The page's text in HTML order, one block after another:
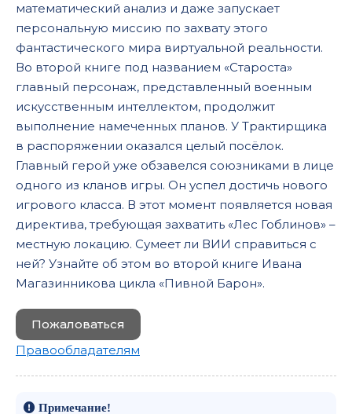
математический анализ и даже запускает
персональную миссию по захвату этого
фантастического мира виртуальной реальности.
Во второй книге под названием «Староста»
главный персонаж, представленный военным
искусственным интеллектом, продолжит
выполнение намеченных планов. У Трактирщика
в распоряжении оказался целый посёлок.
Главный герой уже обзавелся союзниками в лице
одного из кланов игры. Он успел достичь нового
игрового класса. В этот момент появляется новая
директива, требующая захватить «Лес Гоблинов» –
местную локацию. Сумеет ли ВИИ справиться с
ней? Узнайте об этом во второй книге Ивана
Магазинникова цикла «Пивной Барон».
Пожаловаться
Правообладателям
Примечание!